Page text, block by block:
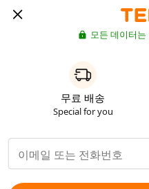
모든 데이터
무료 배송
Special for you